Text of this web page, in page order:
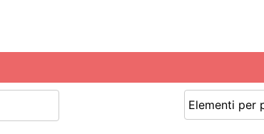
Elementi per